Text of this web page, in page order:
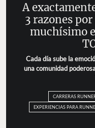
A
3 razones
muchísimo
Cada día sube la
una comunidad
CARRERAS
EXPERIENCIAS PARA